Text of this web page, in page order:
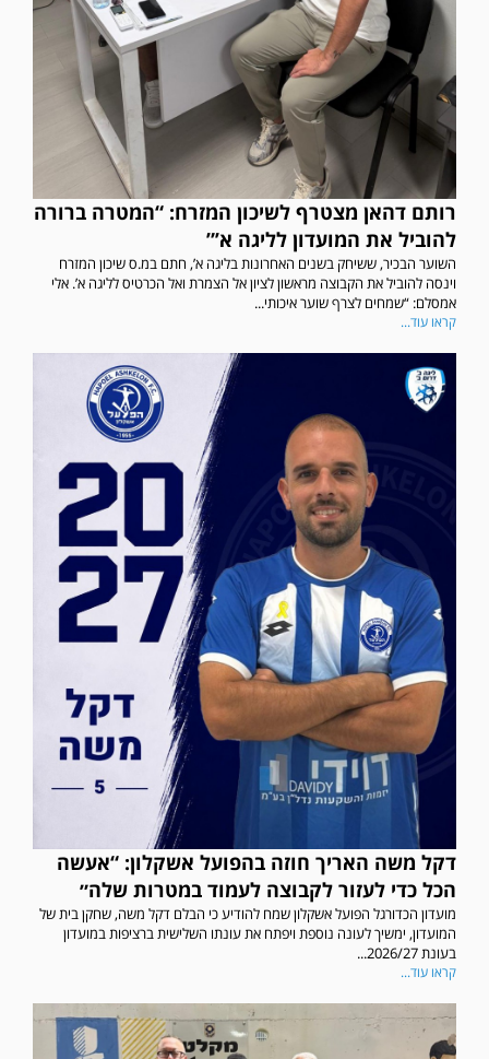
רותם דהאן מצטרף לשיכון המזרח: “המטרה ברורה
להוביל את המועדון לליגה א’”
השוער הבכיר, ששיחק בשנים האחרונות בליגה א’, חתם במ.ס שיכון המזרח
וינסה להוביל את הקבוצה מראשון לציון אל הצמרת ואל הכרטיס לליגה א’. אלי
אמסלם: “שמחים לצרף שוער איכותי...
קראו עוד...
דקל משה האריך חוזה בהפועל אשקלון: “אעשה
הכל כדי לעזור לקבוצה לעמוד במטרות שלה״
מועדון הכדורגל הפועל אשקלון שמח להודיע כי הבלם דקל משה, שחקן בית של
המועדון, ימשיך לעונה נוספת ויפתח את עונתו השלישית ברציפות במועדון
בעונת 2026/27...
קראו עוד...